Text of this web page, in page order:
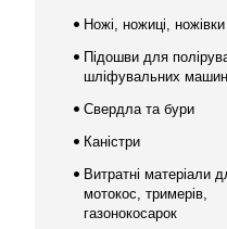
Ножі, ножиці, ножівки
Підошви для
шліфувальних машин
Свердла та бури
Каністри
Витратні матеріали
мотокос, тримерів,
газонокосарок